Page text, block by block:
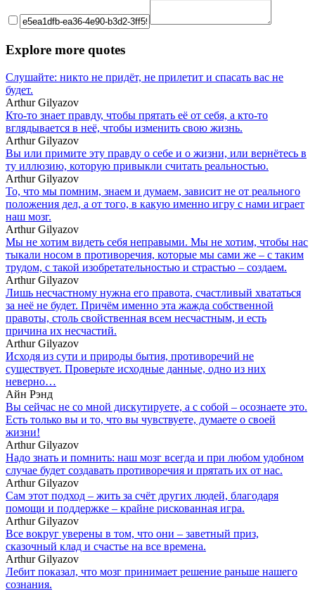
Explore more quotes
Слушайте: никто не придёт, не прилетит и спасать вас не
будет.
Arthur Gilyazov
Кто-то знает правду, чтобы прятать её от себя, а кто-то
вглядывается в неё, чтобы изменить свою жизнь.
Arthur Gilyazov
Вы или примите эту правду о себе и о жизни, или вернётесь в
ту иллюзию, которую привыкли считать реальностью.
Arthur Gilyazov
То, что мы помним, знаем и думаем, зависит не от реального
положения дел, а от того, в какую именно игру с нами играет
наш мозг.
Arthur Gilyazov
Мы не хотим видеть себя неправыми. Мы не хотим, чтобы нас
тыкали носом в противоречия, которые мы сами же – с таким
трудом, с такой изобретательностью и страстью – создаем.
Arthur Gilyazov
Лишь несчастному нужна его правота, счастливый хвататься
за неё не будет. Причём именно эта жажда собственной
правоты, столь свойственная всем несчастным, и есть
причина их несчастий.
Arthur Gilyazov
Исходя из сути и природы бытия, противоречий не
существует. Проверьте исходные данные, одно из них
неверно…
Айн Рэнд
Вы сейчас не со мной дискутируете, а с собой – осознаете это.
Есть только вы и то, что вы чувствуете, думаете о своей
жизни!
Arthur Gilyazov
Надо знать и помнить: наш мозг всегда и при любом удобном
случае будет создавать противоречия и прятать их от нас.
Arthur Gilyazov
Сам этот подход – жить за счёт других людей, благодаря
помощи и поддержке – крайне рискованная игра.
Arthur Gilyazov
Все вокруг уверены в том, что они – заветный приз,
сказочный клад и счастье на все времена.
Arthur Gilyazov
Лебит показал, что мозг принимает решение раньше нашего
сознания.